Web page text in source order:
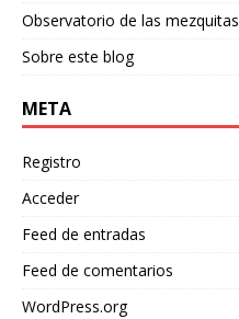
Observatorio de las mezquitas
Sobre este blog
META
Registro
Acceder
Feed de entradas
Feed de comentarios
WordPress.org